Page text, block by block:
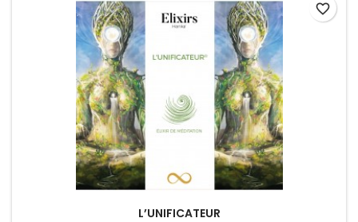
L’UNIFICATEUR
favorite_border